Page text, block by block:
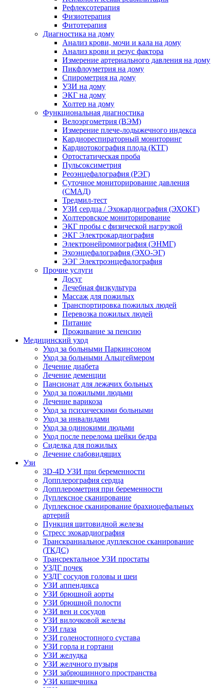
Рефлексотерапия
Физиотерапия
Фитотерапия
Диагностика на дому
Анализ крови, мочи и кала на дому
Анализ крови и резус фактора
Измерение артериального давления на дому
Пикфлоуметрия на дому
Спирометрия на дому
УЗИ на дому
ЭКГ на дому
Холтер на дому
Функциональная диагностика
Велоэргометрия (ВЭМ)
Измерение плече-лодыжечного индекса
Кардиореспираторный мониторинг
Кардиотокография плода (КТГ)
Ортостатическая проба
Пульсоксиметрия
Реоэнцефалография (РЭГ)
Суточное мониторирование давления
(СМАД)
Тредмил-тест
УЗИ сердца / Эхокардиография (ЭХОКГ)
Холтеровское мониторирование
ЭКГ пробы с физической нагрузкой
ЭКГ Электрокардиография
Электронейромиография (ЭНМГ)
Эхоэнцефалография (ЭХО-ЭГ)
ЭЭГ Электроэнцефалография
Прочие услуги
Досуг
Лечебная физкультура
Массаж для пожилых
Транспортировка пожилых людей
Перевозка пожилых людей
Питание
Проживание за пенсию
Медицинский уход
Уход за больными Паркинсоном
Уход за больными Альцгеймером
Лечение диабета
Лечение деменции
Пансионат для лежачих больных
Уход за пожилыми людьми
Лечение варикоза
Уход за психическими больными
Уход за инвалидами
Уход за одинокими людьми
Уход после перелома шейки бедра
Сиделка для пожилых
Лечение слабовидящих
Узи
3D-4D УЗИ при беременности
Допплерография сердца
Допплерометрия при беременности
Дуплексное сканирование
Дуплексное сканирование брахиоцефальных
артерий
Пункция щитовидной железы
Стресс эхокардиография
Транскраниальное дуплексное сканирование
(ТКДС)
Трансректальное УЗИ простаты
УЗДГ почек
УЗДГ сосудов головы и шеи
УЗИ аппендикса
УЗИ брюшной аорты
УЗИ брюшной полости
УЗИ вен и сосудов
УЗИ вилочковой железы
УЗИ глаза
УЗИ голеностопного сустава
УЗИ горла и гортани
УЗИ желудка
УЗИ желчного пузыря
УЗИ забрюшинного пространства
УЗИ кишечника